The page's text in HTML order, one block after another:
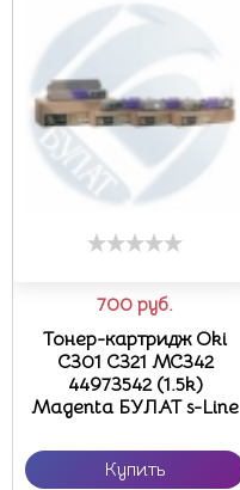
700 руб.
Тонер-картридж Oki
C301 C321 MC342
44973542 (1.5k)
Magenta БУЛАТ s-Line
Купить